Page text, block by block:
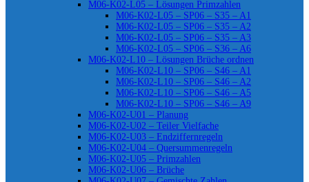
M06-K02-L05 – Lösungen Primzahlen
M06-K02-L05 – SP06 – S35 – A1
M06-K02-L05 – SP06 – S35 – A2
M06-K02-L05 – SP06 – S35 – A3
M06-K02-L05 – SP06 – S36 – A6
M06-K02-L10 – Lösungen Brüche ordnen
M06-K02-L10 – SP06 – S46 – A1
M06-K02-L10 – SP06 – S46 – A2
M06-K02-L10 – SP06 – S46 – A5
M06-K02-L10 – SP06 – S46 – A9
M06-K02-U01 – Planung
M06-K02-U02 – Teiler Vielfache
M06-K02-U03 – Endziffernregeln
M06-K02-U04 – Quersummenregeln
M06-K02-U05 – Primzahlen
M06-K02-U06 – Brüche